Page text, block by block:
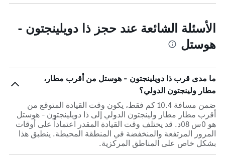
الأسئلة الشائعة عند حجز ذا دويلينجتون -
هوستل
ما مدى قرب ذا دويلينجتون - هوستل من أقرب مطار،
مطار ولينجتون الدولي؟
ضمن مسافة 10.4 كم فقط، يكون وقت القيادة المتوقع من
أقرب مطار مطار ولينجتون الدولي إلى ذا دويلينجتون - هوستل
هو 0س 08د. قد يختلف وقت القيادة المقدر اعتماداً على أوقات
المرور المرتفعة والمنخفضة في المنطقة المحيطة. ينطبق هذا
بشكل خاص على المناطق المركزية.